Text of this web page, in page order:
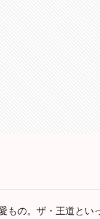
もの。ザ・王道とい